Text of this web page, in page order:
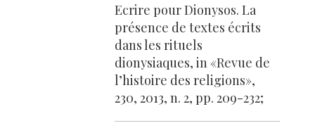
Ecrire pour Dionysos. La
présence de textes écrits
dans les rituels
dionysiaques, in «Revue de
l’histoire des religions»,
230, 2013, n. 2, pp. 209-232;